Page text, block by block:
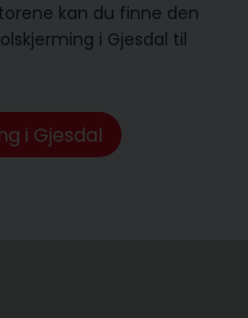
kan du finne den
i Gjesdal til
i Gjesdal